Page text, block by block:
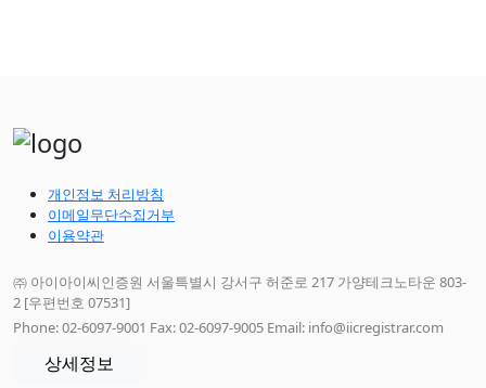
개인정보 처리방침
이메일무단수집거부
이용약관
㈜ 아이아이씨인증원 서울특별시 강서구 허준로 217 가양테크노타운 803-
2 [우편번호 07531]
Phone: 02-6097-9001 Fax: 02-6097-9005 Email: info@iicregistrar.com
상세정보